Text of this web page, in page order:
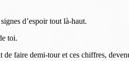
d’espoir tout là-haut.
toi.
faire demi-tour et ces chiffres,